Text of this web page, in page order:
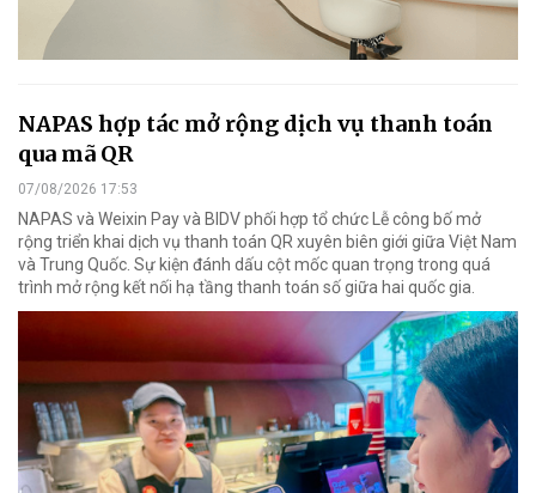
NAPAS hợp tác mở rộng dịch vụ thanh toán
qua mã QR
07/08/2026 17:53
NAPAS và Weixin Pay và BIDV phối hợp tổ chức Lễ công bố mở
rộng triển khai dịch vụ thanh toán QR xuyên biên giới giữa Việt Nam
và Trung Quốc. Sự kiện đánh dấu cột mốc quan trọng trong quá
trình mở rộng kết nối hạ tầng thanh toán số giữa hai quốc gia.